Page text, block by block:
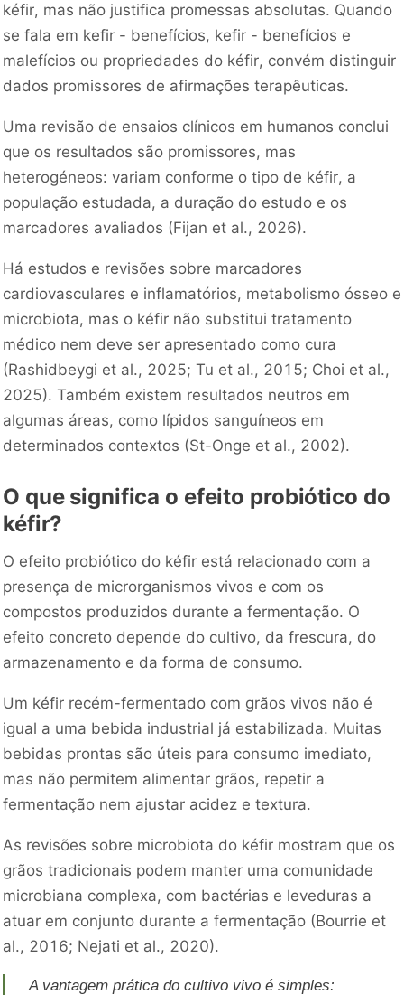
kéfir, mas não justifica promessas absolutas. Quando
se fala em kefir - benefícios, kefir - benefícios e
malefícios ou propriedades do kéfir, convém distinguir
dados promissores de afirmações terapêuticas.
Uma revisão de ensaios clínicos em humanos conclui
que os resultados são promissores, mas
heterogéneos: variam conforme o tipo de kéfir, a
população estudada, a duração do estudo e os
marcadores avaliados (Fijan et al., 2026).
Há estudos e revisões sobre marcadores
cardiovasculares e inflamatórios, metabolismo ósseo e
microbiota, mas o kéfir não substitui tratamento
médico nem deve ser apresentado como cura
(Rashidbeygi et al., 2025; Tu et al., 2015; Choi et al.,
2025). Também existem resultados neutros em
algumas áreas, como lípidos sanguíneos em
determinados contextos (St-Onge et al., 2002).
O que significa o efeito probiótico do
kéfir?
O efeito probiótico do kéfir está relacionado com a
presença de microrganismos vivos e com os
compostos produzidos durante a fermentação. O
efeito concreto depende do cultivo, da frescura, do
armazenamento e da forma de consumo.
Um kéfir recém-fermentado com grãos vivos não é
igual a uma bebida industrial já estabilizada. Muitas
bebidas prontas são úteis para consumo imediato,
mas não permitem alimentar grãos, repetir a
fermentação nem ajustar acidez e textura.
As revisões sobre microbiota do kéfir mostram que os
grãos tradicionais podem manter uma comunidade
microbiana complexa, com bactérias e leveduras a
atuar em conjunto durante a fermentação (Bourrie et
al., 2016; Nejati et al., 2020).
A vantagem prática do cultivo vivo é simples: